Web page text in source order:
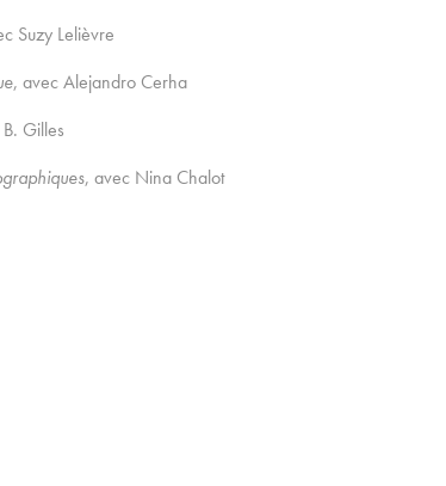
Suzy Lelièvre
, avec Alejandro Cerha
Gilles
, avec Nina Chalot